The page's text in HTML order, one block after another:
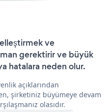
ve
gerektirir ve büyük
hatalara neden olur.
açıklarından
şirketiniz büyümeye devam
olasıdır.